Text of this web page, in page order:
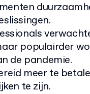
populairder
de pandemie.
meer te
te zijn.